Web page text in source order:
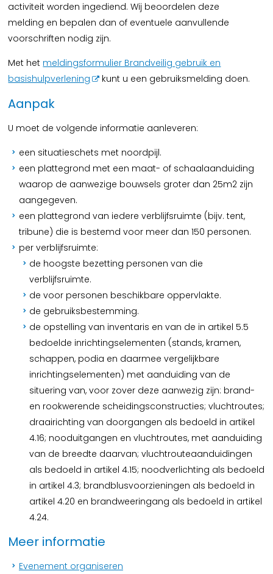
activiteit worden ingediend. Wij beoordelen deze
melding en bepalen dan of eventuele aanvullende
voorschriften nodig zijn.
Met het meldingsformulier Brandveilig gebruik en
basishulpverlening
kunt u een gebruiksmelding doen.
Aanpak
U moet de volgende informatie aanleveren:
een situatieschets met noordpijl.
een plattegrond met een maat- of schaalaanduiding
waarop de aanwezige bouwsels groter dan 25m2 zijn
aangegeven.
een plattegrond van iedere verblijfsruimte (bijv. tent,
tribune) die is bestemd voor meer dan 150 personen.
per verblijfsruimte:
de hoogste bezetting personen van die
verblijfsruimte.
de voor personen beschikbare oppervlakte.
de gebruiksbestemming.
de opstelling van inventaris en van de in artikel 5.5
bedoelde inrichtingselementen (stands, kramen,
schappen, podia en daarmee vergelijkbare
inrichtingselementen) met aanduiding van de
situering van, voor zover deze aanwezig zijn: brand-
en rookwerende scheidingsconstructies; vluchtroutes;
draairichting van doorgangen als bedoeld in artikel
4.16; nooduitgangen en vluchtroutes, met aanduiding
van de breedte daarvan; vluchtrouteaanduidingen
als bedoeld in artikel 4.15; noodverlichting als bedoeld
in artikel 4.3; brandblusvoorzieningen als bedoeld in
artikel 4.20 en brandweeringang als bedoeld in artikel
4.24.
Meer informatie
Evenement organiseren